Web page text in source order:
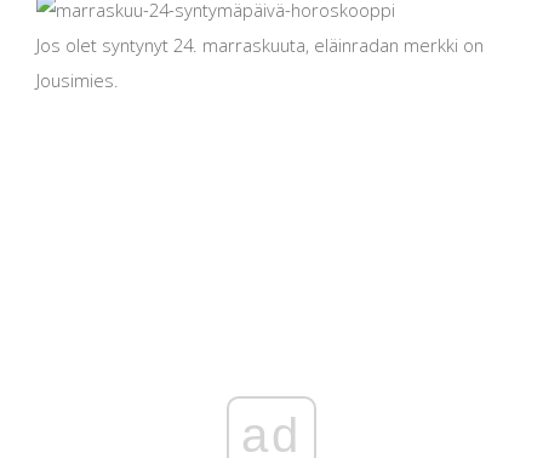
Jos olet syntynyt 24. marraskuuta, eläinradan merkki on
Jousimies.
ad